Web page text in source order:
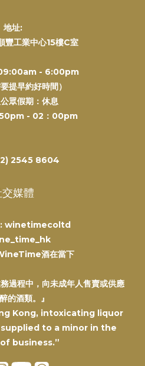
地址:
豐工業中心15樓C室
09:00am - 6:00pm
提早約好時間）
眾假期：休息
- 02：00pm
2545 8604
媒體
winetimecoltd
酒在當下
過程中，向未成年人售賣或供應
的酒類。』
Kong, intoxicating liquor
to a minor in the
business.”